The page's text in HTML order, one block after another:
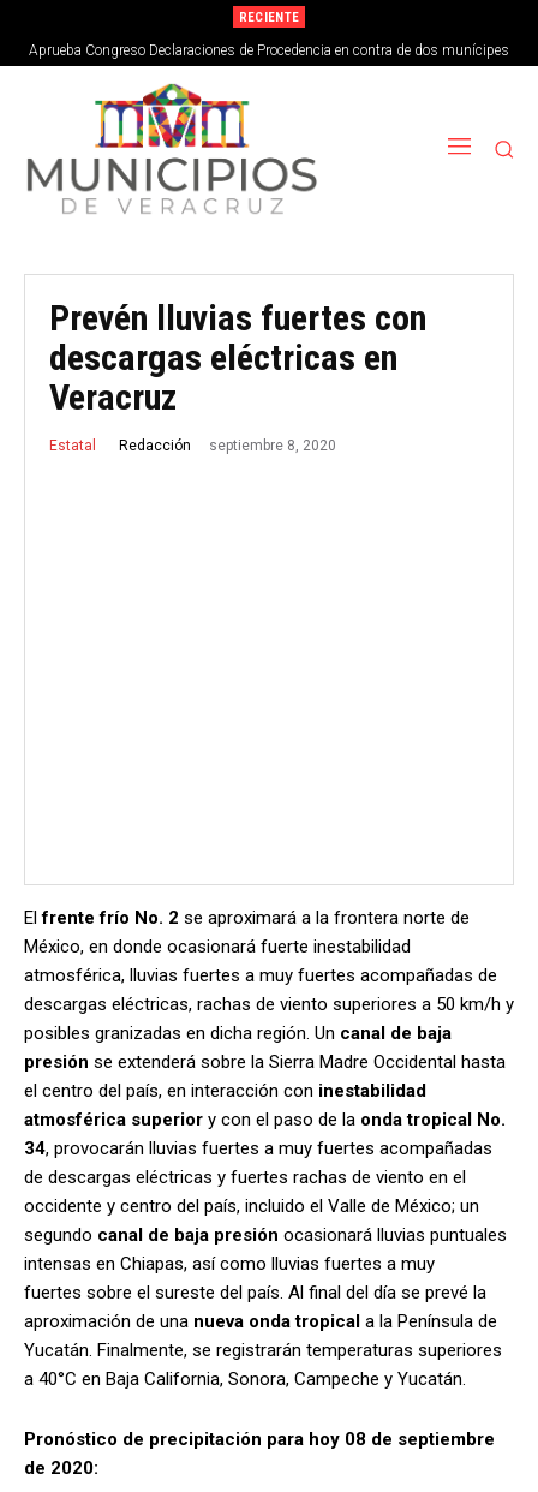
RECIENTE
Aprueba Congreso Declaraciones de Procedencia en contra de dos munícipes
Veracruz abrirá su primera Escuela de Servicios Turísticos: clases inician el 2
de septiembre
Prevén lluvias fuertes con
descargas eléctricas en
Veracruz
Estatal Redacción septiembre 8, 2020
Elfrente frío No. 2 se aproximará a la frontera norte de
México, en donde ocasionará fuerte inestabilidad
atmosférica, lluvias fuertes a muy fuertes acompañadas de
descargas eléctricas, rachas de viento superiores a 50 km/h y
posibles granizadas en dicha región. Un canal de baja
presión se extenderá sobre la Sierra Madre Occidental hasta
el centro del país, en interacción con inestabilidad
atmosférica superior y con el paso de la onda tropical No.
34, provocarán lluvias fuertes a muy fuertes acompañadas
de descargas eléctricas y fuertes rachas de viento en el
occidente y centro del país, incluido el Valle de México; un
segundo canal de baja presión ocasionará lluvias puntuales
intensas en Chiapas, así como lluvias fuertes a muy
fuertes sobre el sureste del país. Al final del día se prevé la
aproximación de una nueva onda tropical a la Península de
Yucatán. Finalmente, se registrarán temperaturas superiores
a 40°C en Baja California, Sonora, Campeche y Yucatán.
Pronóstico de precipitación para hoy 08 de septiembre
de 2020: